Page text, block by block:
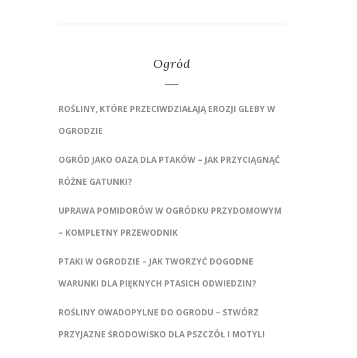
Ogród
ROŚLINY, KTÓRE PRZECIWDZIAŁAJĄ EROZJI GLEBY W
OGRODZIE
OGRÓD JAKO OAZA DLA PTAKÓW – JAK PRZYCIĄGNĄĆ
RÓŻNE GATUNKI?
UPRAWA POMIDORÓW W OGRÓDKU PRZYDOMOWYM
– KOMPLETNY PRZEWODNIK
PTAKI W OGRODZIE – JAK TWORZYĆ DOGODNE
WARUNKI DLA PIĘKNYCH PTASICH ODWIEDZIN?
ROŚLINY OWADOPYLNE DO OGRODU – STWÓRZ
PRZYJAZNE ŚRODOWISKO DLA PSZCZÓŁ I MOTYLI